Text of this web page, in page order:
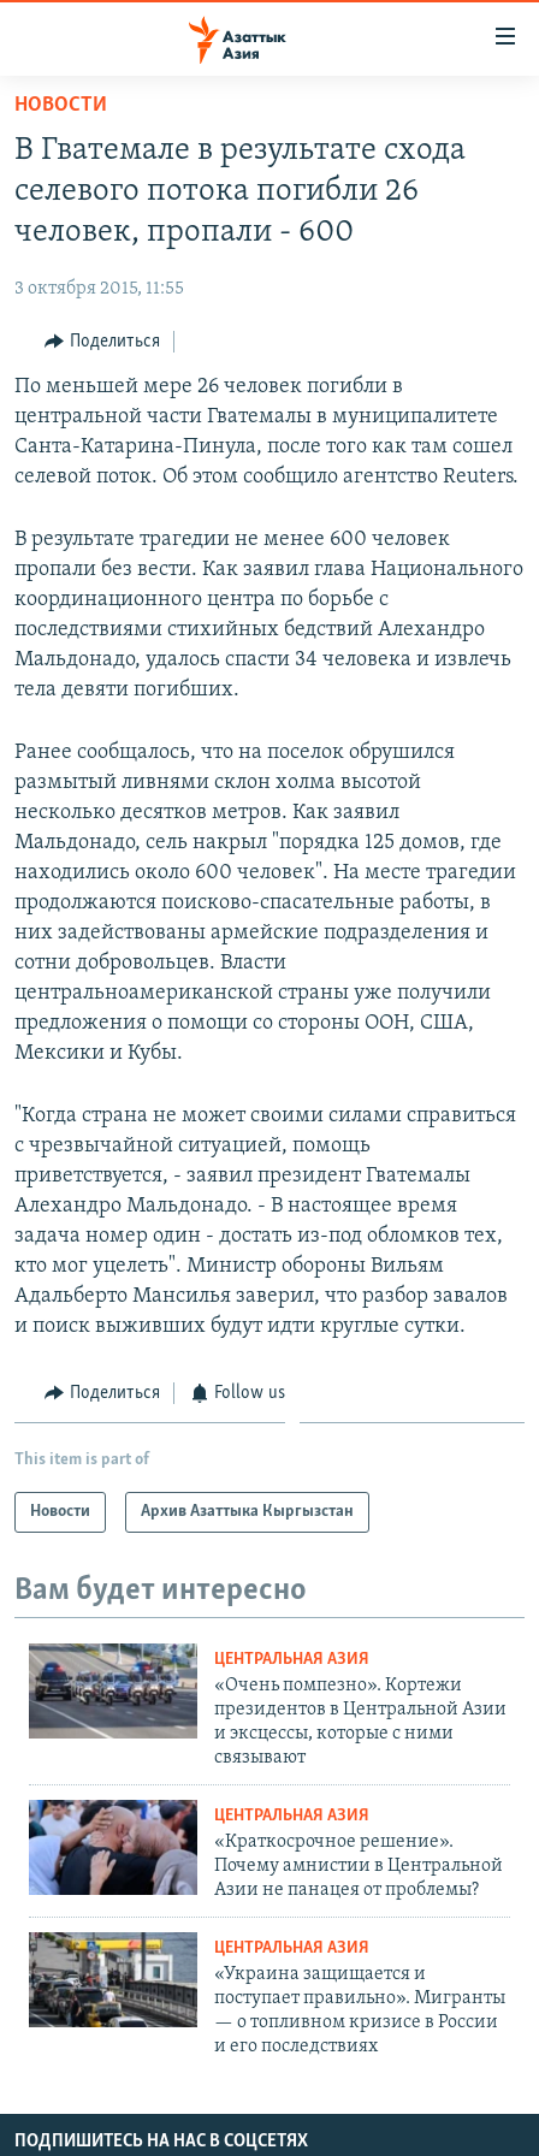
Вернуться
основному
содержанию
главной
навигации
Вернутся
поиску
ТАДЖИКИСТАН
ҚАЗАҚША
КЫРГЫЗЧА
ЎЗБЕКЧА
ТОҶИКӢ
TÜRKMENÇE
Все сайты РСЕ/РС
НОВОСТИ
В Гватемале в результате схода
селевого потока погибли 26
человек, пропали - 600
3 октября 2015, 11:55
Поделиться
По меньшей мере 26 человек погибли в
центральной части Гватемалы в муниципалитете
Санта-Катарина-Пинула, после того как там сошел
селевой поток. Об этом сообщило агентство Reuters.
В результате трагедии не менее 600 человек
пропали без вести. Как заявил глава Национального
координационного центра по борьбе с
последствиями стихийных бедствий Алехандро
Мальдонадо, удалось спасти 34 человека и извлечь
тела девяти погибших.
Ранее сообщалось, что на поселок обрушился
размытый ливнями склон холма высотой
несколько десятков метров. Как заявил
Мальдонадо, сель накрыл "порядка 125 домов, где
находились около 600 человек". На месте трагедии
продолжаются поисково-спасательные работы, в
них задействованы армейские подразделения и
сотни добровольцев. Власти
центральноамериканской страны уже получили
предложения о помощи со стороны ООН, США,
Мексики и Кубы.
"Когда страна не может своими силами справиться
с чрезвычайной ситуацией, помощь
приветствуется, - заявил президент Гватемалы
Алехандро Мальдонадо. - В настоящее время
задача номер один - достать из-под обломков тех,
кто мог уцелеть". Министр обороны Вильям
Адальберто Мансилья заверил, что разбор завалов
и поиск выживших будут идти круглые сутки.
Поделиться Follow us
This item is part of
Новости Архив Азаттыка Кыргызстан
Вам будет интересно
ЦЕНТРАЛЬНАЯ АЗИЯ
«Очень помпезно». Кортежи
президентов в Центральной Азии
и эксцессы, которые с ними
связывают
ЦЕНТРАЛЬНАЯ АЗИЯ
«Краткосрочное решение».
Почему амнистии в Центральной
Азии не панацея от проблемы?
ЦЕНТРАЛЬНАЯ АЗИЯ
«Украина защищается и
поступает правильно». Мигранты
— о топливном кризисе в России
и его последствиях
ПОДПИШИТЕСЬ НА НАС В СОЦСЕТЯХ